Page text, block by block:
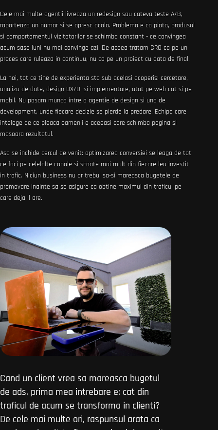
Cele mai multe agentii livreaza un redesign sau cateva teste A/B,
raporteaza un numar si se opresc acolo. Problema e ca piata, produsul
si comportamentul vizitatorilor se schimba constant - ce convingea
acum sase luni nu mai convinge azi. De aceea tratam CRO ca pe un
proces care ruleaza in continuu, nu ca pe un proiect cu data de final.
La noi, tot ce tine de experienta sta sub acelasi acoperis: cercetare,
analiza de date, design UX/UI si implementare, atat pe web cat si pe
mobil. Nu pasam munca intre o agentie de design si una de
development, unde fiecare decizie se pierde la predare. Echipa care
intelege de ce pleaca oamenii e aceeasi care schimba pagina si
masoara rezultatul.
Asa se inchide cercul de venit: optimizarea conversiei se leaga de tot
ce faci pe celelalte canale si scoate mai mult din fiecare leu investit
in trafic. Niciun business nu ar trebui sa-si mareasca bugetele de
promovare inainte sa se asigure ca obtine maximul din traficul pe
care deja il are.
Cand un client vrea sa mareasca bugetul
de ads, prima mea intrebare e: cat din
traficul de acum se transforma in clienti?
De cele mai multe ori, raspunsul arata ca